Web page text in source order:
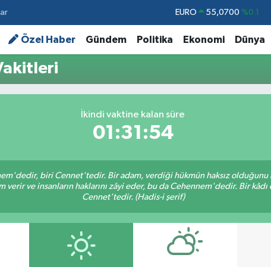
STERLİN 64,2438 %0.21
GRAM ALTIN 6518.23 %0.39
BİST100 13.768 %48
EURO
Özel Haber Gündem Politika Ekonomi Dünya
İkindi vaktine kalan süre
01:31:53
biri Cennet'tedir. Bir adam, verdiği hükmün haksız olduğunu
ve insanların haklarını zâyi eder, bu da Cehennem'dedir. Bir
Cennet'tedir. (Hadis-i şerif)